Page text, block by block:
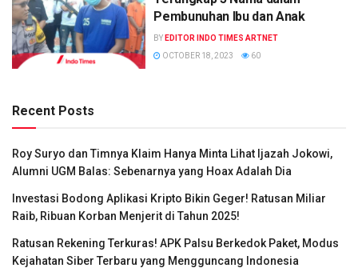
Pembunuhan Ibu dan Anak
BY EDITOR INDO TIMES ARTNET
OCTOBER 18, 2023
60
Recent Posts
Roy Suryo dan Timnya Klaim Hanya Minta Lihat Ijazah Jokowi,
Alumni UGM Balas: Sebenarnya yang Hoax Adalah Dia
Investasi Bodong Aplikasi Kripto Bikin Geger! Ratusan Miliar
Raib, Ribuan Korban Menjerit di Tahun 2025!
Ratusan Rekening Terkuras! APK Palsu Berkedok Paket, Modus
Kejahatan Siber Terbaru yang Mengguncang Indonesia